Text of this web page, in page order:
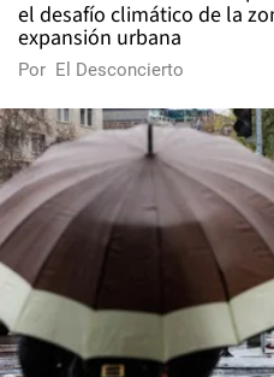
el desafío climático de la
expansión urbana
Por El Desconcierto